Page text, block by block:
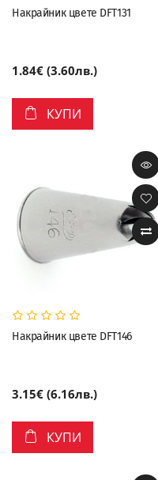
Накрайник цвете DFT131
1.84€ (3.60лв.)
КУПИ
Накрайник цвете DFT146
3.15€ (6.16лв.)
КУПИ